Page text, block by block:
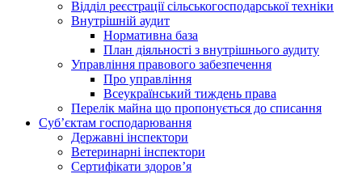
Відділ реєстрації сільськогосподарської техніки
Внутрішній аудит
Нормативна база
План діяльності з внутрішнього аудиту
Управління правового забезпечення
Про управління
Всеукраїнський тиждень права
Перелік майна що пропонується до списання
Суб’єктам господарювання
Державні інспектори
Ветеринарні інспектори
Сертифікати здоров’я